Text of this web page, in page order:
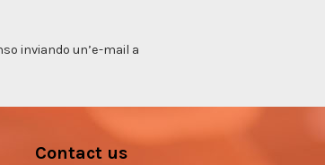
inviando un’e-mail a
Contact us